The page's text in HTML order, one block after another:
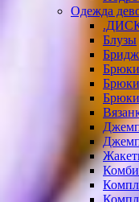
Одежда
Блузы